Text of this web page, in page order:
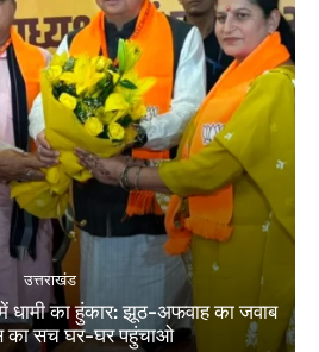
उत्तराखंड
धामी का हुंकार: झूठ-अफवाह का जवाब
का सच घर-घर पहुंचाओ